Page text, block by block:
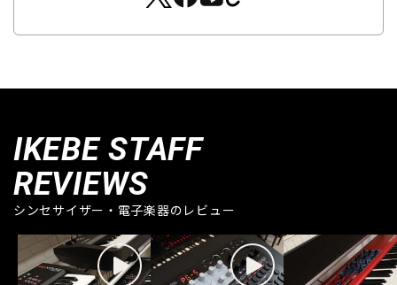
IKEBE STAFF
REVIEWS
シンセサイザー・電子楽器のレビュー